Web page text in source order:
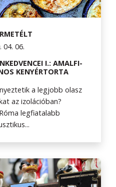
04. 06.
I.: AMALFI-
KENYÉRTORTA
a legjobb olasz
az izolációban?
legfiatalabb